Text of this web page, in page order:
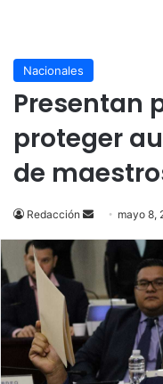
Nacionales
Presentan
proteger
de
Redacción
Send
email
mayo 8,